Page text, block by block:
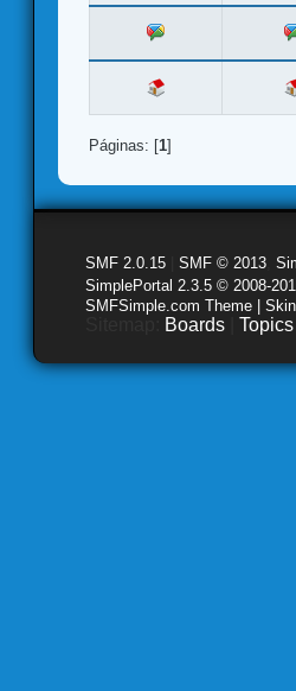
Páginas: [1]
SMF 2.0.15 SMF © 2013
SimplePortal 2.3.5 © 2008-
SMFSimple.com Theme |
Boards Topics